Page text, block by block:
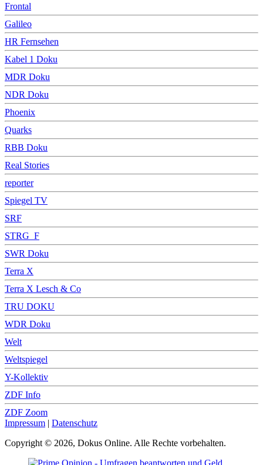
Frontal
Galileo
HR Fernsehen
Kabel 1 Doku
MDR Doku
NDR Doku
Phoenix
Quarks
RBB Doku
Real Stories
reporter
Spiegel TV
SRF
STRG_F
SWR Doku
Terra X
Terra X Lesch & Co
TRU DOKU
WDR Doku
Welt
Weltspiegel
Y-Kollektiv
ZDF Info
ZDF Zoom
Impressum | Datenschutz
Copyright © 2026, Dokus Online. Alle Rechte vorbehalten.